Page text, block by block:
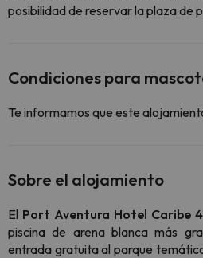
posibilidad de reservar la plaza de
Condiciones para
Te informamos que este
Sobre el alojamiento
El Port Aventura Hotel Caribe
piscina de arena blanca más
entrada gratuita al parque